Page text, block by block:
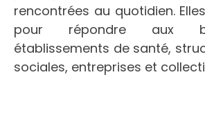
rencontrées au quotidien.
pour répondre aux
établissements de santé,
sociales, entreprises et